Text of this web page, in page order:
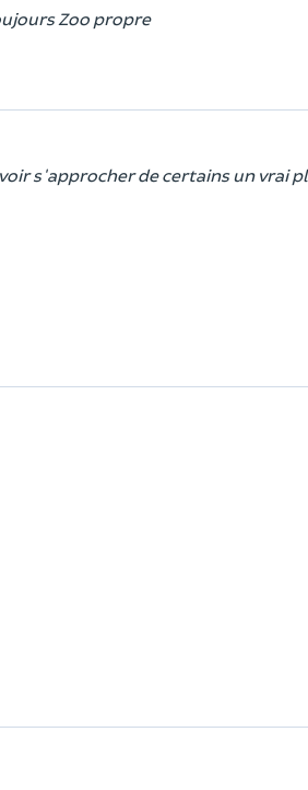
Zoo propre
s'approcher de certains un vrai